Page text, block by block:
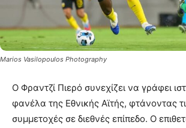
Marios Vasilopoulos Photography
Ο Φραντζί Πιερό συνεχίζει να γράφει
φανέλα της Εθνικής Αϊτής, φτάνοντας
συμμετοχές σε διεθνές επίπεδο. Ο